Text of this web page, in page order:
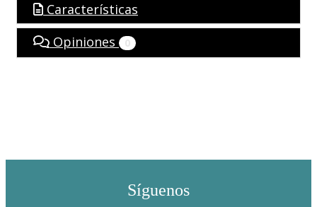
Características
Opiniones
0
Síguenos